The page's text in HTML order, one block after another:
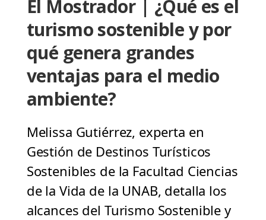
El Mostrador | ¿Qué es el
turismo sostenible y por
qué genera grandes
ventajas para el medio
ambiente?
Melissa Gutiérrez, experta en
Gestión de Destinos Turísticos
Sostenibles de la Facultad Ciencias
de la Vida de la UNAB, detalla los
alcances del Turismo Sostenible y